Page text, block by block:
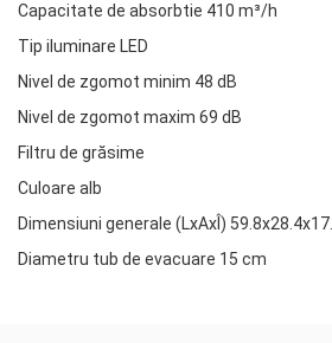
Capacitate de absorbtie 410 m³/h
Tip iluminare LED
Nivel de zgomot minim 48 dB
Nivel de zgomot maxim 69 dB
Filtru de grăsime
Culoare alb
Dimensiuni generale (LxAxÎ)
Diametru tub de evacuare 15 cm